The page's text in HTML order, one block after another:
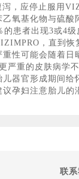
，应停止服用
乙氧基化物与硫
的患者出现3或4
，直到
性可能会随着
严重的皮肤病学
器官形成期间
孕妇注意胎儿
联系